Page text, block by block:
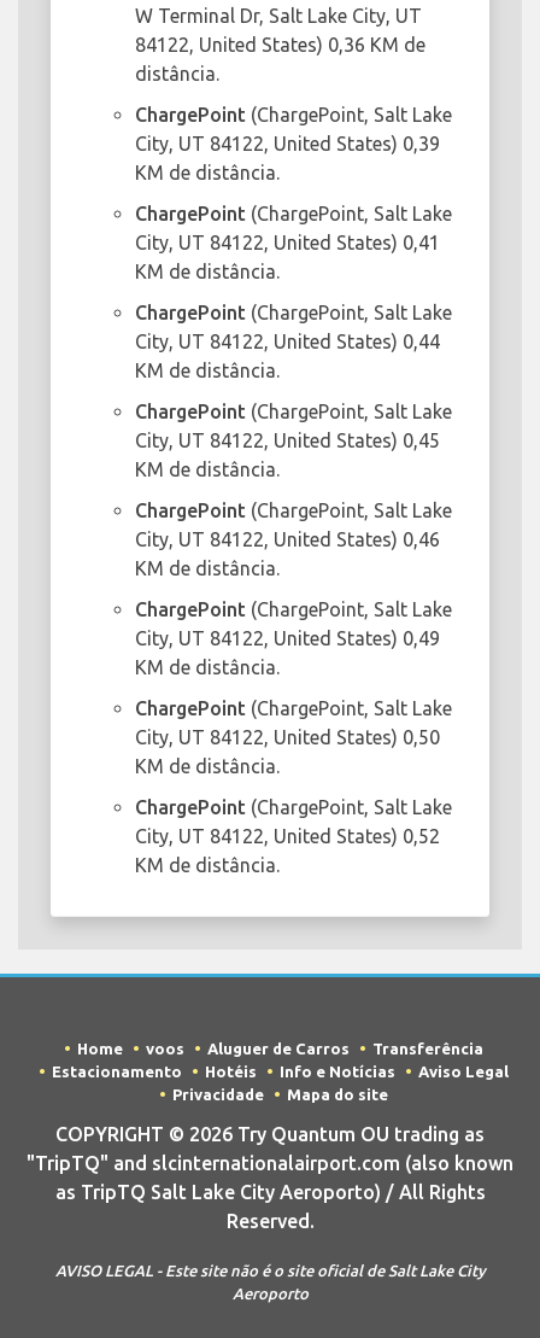
W Terminal Dr, Salt Lake City, UT
84122, United States) 0,36 KM de
distância.
ChargePoint (ChargePoint, Salt Lake
City, UT 84122, United States) 0,39
KM de distância.
ChargePoint (ChargePoint, Salt Lake
City, UT 84122, United States) 0,41
KM de distância.
ChargePoint (ChargePoint, Salt Lake
City, UT 84122, United States) 0,44
KM de distância.
ChargePoint (ChargePoint, Salt Lake
City, UT 84122, United States) 0,45
KM de distância.
ChargePoint (ChargePoint, Salt Lake
City, UT 84122, United States) 0,46
KM de distância.
ChargePoint (ChargePoint, Salt Lake
City, UT 84122, United States) 0,49
KM de distância.
ChargePoint (ChargePoint, Salt Lake
City, UT 84122, United States) 0,50
KM de distância.
ChargePoint (ChargePoint, Salt Lake
City, UT 84122, United States) 0,52
KM de distância.
Home voos Aluguer de Carros
Transferência
Estacionamento
Hotéis Info e Notícias
Aviso Legal
Privacidade
Mapa do site
COPYRIGHT © 2026 Try Quantum OU trading as
"TripTQ" and slcinternationalairport.com (also known
as TripTQ Salt Lake City Aeroporto) / All Rights
Reserved.
AVISO LEGAL - Este site não é o site oficial de Salt Lake City
Aeroporto